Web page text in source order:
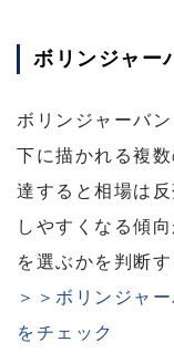
ボリンジャー
ボリンジャーバ
下に描かれる複
達すると相場は
しやすくなる傾
を選ぶかを判断
＞＞ボリンジャ
をチェック